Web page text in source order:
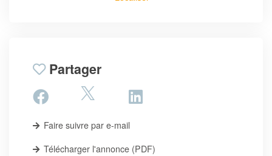
Partager
Faire suivre par e-mail
Télécharger l'annonce (PDF)